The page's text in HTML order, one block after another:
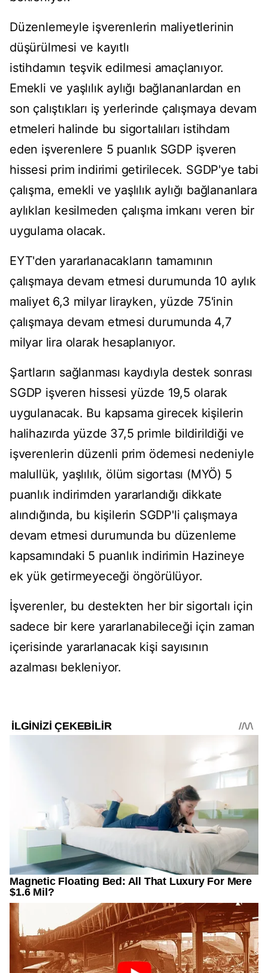
Düzenlemeyle işverenlerin maliyetlerinin
düşürülmesi ve kayıtlı
istihdamın teşvik edilmesi amaçlanıyor.
Emekli ve yaşlılık aylığı bağlananlardan en
son çalıştıkları iş yerlerinde çalışmaya devam
etmeleri halinde bu sigortalıları istihdam
eden işverenlere 5 puanlık SGDP işveren
hissesi prim indirimi getirilecek. SGDP'ye tabi
çalışma, emekli ve yaşlılık aylığı bağlananlara
aylıkları kesilmeden çalışma imkanı veren bir
uygulama olacak.
EYT'den yararlanacakların tamamının
çalışmaya devam etmesi durumunda 10 aylık
maliyet 6,3 milyar lirayken, yüzde 75'inin
çalışmaya devam etmesi durumunda 4,7
milyar lira olarak hesaplanıyor.
Şartların sağlanması kaydıyla destek sonrası
SGDP işveren hissesi yüzde 19,5 olarak
uygulanacak. Bu kapsama girecek kişilerin
halihazırda yüzde 37,5 primle bildirildiği ve
işverenlerin düzenli prim ödemesi nedeniyle
malullük, yaşlılık, ölüm sigortası (MYÖ) 5
puanlık indirimden yararlandığı dikkate
alındığında, bu kişilerin SGDP'li çalışmaya
devam etmesi durumunda bu düzenleme
kapsamındaki 5 puanlık indirimin Hazineye
ek yük getirmeyeceği öngörülüyor.
İşverenler, bu destekten her bir sigortalı için
sadece bir kere yararlanabileceği için zaman
içerisinde yararlanacak kişi sayısının
azalması bekleniyor.